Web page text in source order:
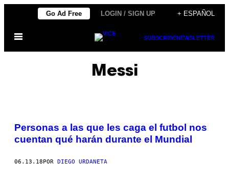
contenido
Go Ad Free LOGIN / SIGN UP + ESPAÑOL
Abrir
SUBSCRIBENEWSLETTER
Messi
Personas a las que les caga el futbol nos
cuentan qué harán durante el Mundial
06.13.18 POR DIEGO URDANETA